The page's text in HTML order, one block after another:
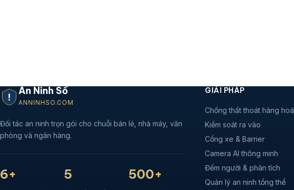
An Ninh Số
ANNINHSO.COM
Đối tác an ninh trọn gói cho chuỗi bán lẻ, nhà máy, văn
phòng và ngân hàng.
6+ 5 500+
GIẢI PHÁP
Chống thất thoát hàng hoá
Kiểm soát ra vào
Cổng xe & Barrier
Camera AI thông minh
Đếm người & phân tích
Quản lý an ninh tổng thể